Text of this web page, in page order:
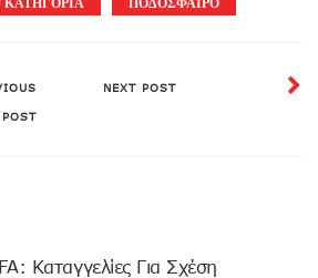
ΚΑΤΗΓΟΡΙΑ ΠΟΔΟΣΦΑΙΡΟ
POST
NEXT POST
Καταγγελίες Για Σχέση